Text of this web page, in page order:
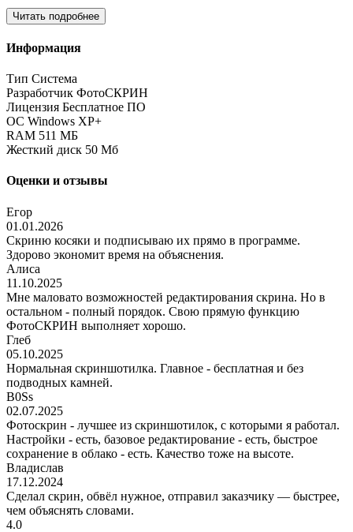
Читать подробнее
Информация
Тип Система
Разработчик ФотоСКРИН
Лицензия Бесплатное ПО
ОС Windows XP+
RAM 511 МБ
Жесткий диск 50 Мб
Оценки и отзывы
Егор
01.01.2026
Скриню косяки и подписываю их прямо в программе.
Здорово экономит время на объяснения.
Алиса
11.10.2025
Мне маловато возможностей редактирования скрина. Но в
остальном - полный порядок. Свою прямую функцию
ФотоСКРИН выполняет хорошо.
Глеб
05.10.2025
Нормальная скриншотилка. Главное - бесплатная и без
подводных камней.
B0Ss
02.07.2025
Фотоскрин - лучшее из скриншотилок, с которыми я работал.
Настройки - есть, базовое редактирование - есть, быстрое
сохранение в облако - есть. Качество тоже на высоте.
Владислав
17.12.2024
Сделал скрин, обвёл нужное, отправил заказчику — быстрее,
чем объяснять словами.
4.0